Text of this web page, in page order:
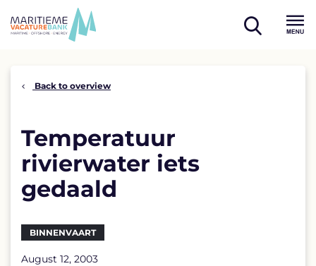
open
Back to overview
Temperatuur
rivierwater iets
gedaald
BINNENVAART
August 12, 2003